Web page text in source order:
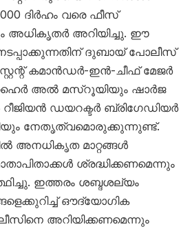
ദിർഹം വരെ ഫീസ്
അധികൃതർ അറിയിച്ചു. ഈ
ദുബായ് പോലീസ്
കമാൻഡർ-ഇൻ-ചീഫ് മേജർ
അൽ മസ്‌റൂയിയും ഷാർജ
ഡയറക്ടർ ബ്രിഗേഡിയർ
നേതൃത്വമൊരുക്കുന്നുണ്ട്.
അനധികൃത മാറ്റങ്ങൾ
ശ്രദ്ധിക്കണമെന്നും
ഇത്തരം ശബ്ദശല്യം
ഔദ്യോഗിക
അറിയിക്കണമെന്നും